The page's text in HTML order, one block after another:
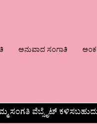
ಅನುವಾದ ಸಂಗಾತಿ
ಸಂಗತಿ ವೆಬ್ಸೈಟ್